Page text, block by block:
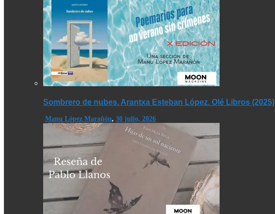
Sombrero de nubes. Arantxa Esteban López. Olé Libros (2025)
Manu López Marañón, 30 julio, 2026